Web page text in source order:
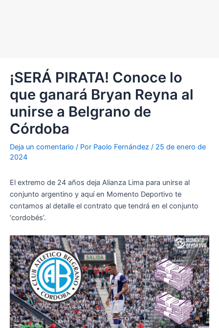
¡SERÁ PIRATA! Conoce lo
que ganará Bryan Reyna al
unirse a Belgrano de
Córdoba
Deja un comentario / Por Paolo Fernández / 25 de enero de
2024
El extremo de 24 años deja Alianza Lima para unirse al
conjunto argentino y aquí en Momento Deportivo te
contamos al detalle el contrato que tendrá en el conjunto
‘cordobés’.